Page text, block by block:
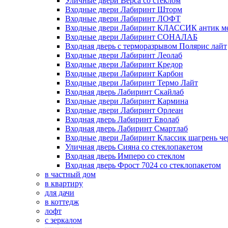
Входные двери Лабиринт Шторм
Входные двери Лабиринт ЛОФТ
Входные двери Лабиринт КЛАССИК антик
Входные двери Лабиринт СОНАЛАБ
Входная дверь с терморазрывом Полярис лайт
Входные двери Лабиринт Леолаб
Входные двери Лабиринт Кредор
Входные двери Лабиринт Карбон
Входные двери Лабиринт Термо Лайт
Входная дверь Лабиринт Скайлаб
Входные двери Лабиринт Кармина
Входные двери Лабиринт Орлеан
Входная дверь Лабиринт Еволаб
Входная дверь Лабиринт Смартлаб
Входные двери Лабиринт Классик шагрень
Уличная дверь Сияна со стеклопакетом
Входная дверь Имперо со стеклом
Входная дверь Фрост 7024 со стеклопакетом
в частный дом
в квартиру
для дачи
в коттедж
лофт
с зеркалом